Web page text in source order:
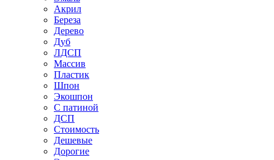
Акрил
Береза
Дерево
Дуб
ЛДСП
Массив
Пластик
Шпон
Экошпон
С патиной
ДСП
Стоимость
Дешевые
Дорогие